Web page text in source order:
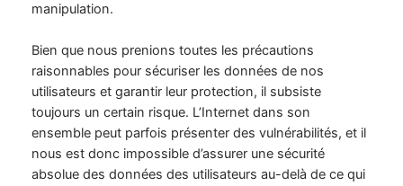
manipulation.
Bien que nous prenions toutes les précautions
raisonnables pour sécuriser les données de nos
utilisateurs et garantir leur protection, il subsiste
toujours un certain risque. L’Internet dans son
ensemble peut parfois présenter des vulnérabilités, et il
nous est donc impossible d’assurer une sécurité
absolue des données des utilisateurs au-delà de ce qui